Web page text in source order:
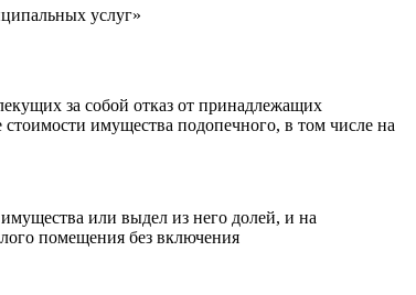
услуг»
за собой отказ от принадлежащих
имущества подопечного, в том числе на
или выдел из него долей, и на
помещения без включения